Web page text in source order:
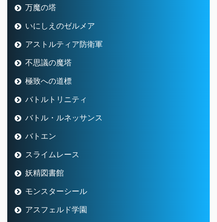
万魔の塔
いにしえのゼルメア
アストルティア防衛軍
不思議の魔塔
極致への道標
バトルトリニティ
バトル・ルネッサンス
バトエン
スライムレース
妖精図書館
モンスターシール
アスフェルド学園